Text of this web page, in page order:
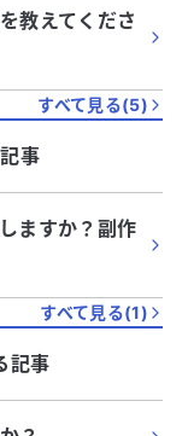
教えてくださ
すべて見る(5)
事
ますか？副作
すべて見る(1)
記事